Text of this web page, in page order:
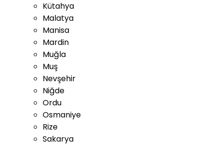
Kütahya
Malatya
Manisa
Mardin
Muğla
Muş
Nevşehir
Niğde
Ordu
Osmaniye
Rize
Sakarya